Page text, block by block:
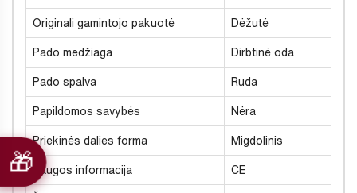
Originali gamintojo pakuotė Dėžutė
Pado medžiaga Dirbtinė oda
Pado spalva Ruda
Papildomos savybės Nėra
Priekinės dalies forma Migdolinis
Saugos informacija CE